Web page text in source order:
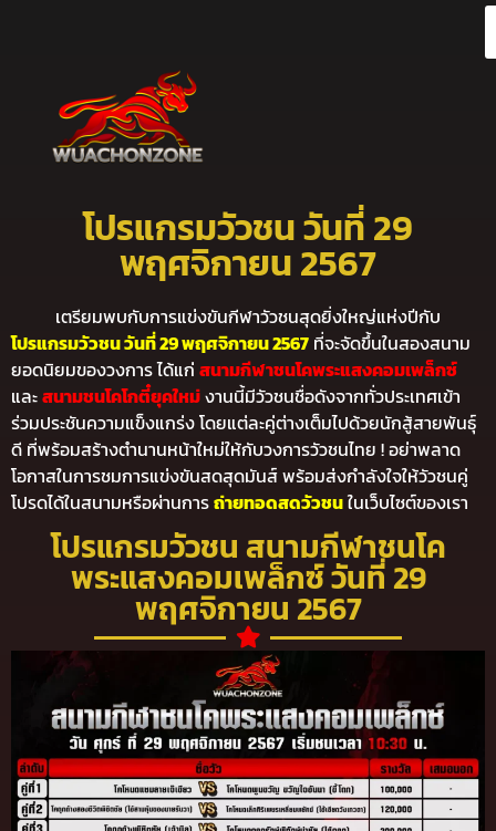
โปรแกรมวัวชน วันที่ 29
พฤศจิกายน 2567
เตรียมพบกับการแข่งขันกีฬาวัวชนสุดยิ่งใหญ่แห่งปีกับ
โปรแกรมวัวชน วันที่ 29 พฤศจิกายน 2567 ที่จะจัดขึ้นในสองสนาม
ยอดนิยมของวงการ ได้แก่ สนามกีฬาชนโคพระแสงคอมเพล็กซ์
และสนามชนโคโกตี๋ยุคใหม่งานนี้มีวัวชนชื่อดังจากทั่วประเทศเข้า
ร่วมประชันความแข็งแกร่ง โดยแต่ละคู่ต่างเต็มไปด้วยนักสู้สายพันธุ์
ดี ที่พร้อมสร้างตำนานหน้าใหม่ให้กับวงการวัวชนไทย ! อย่าพลาด
โอกาสในการชมการแข่งขันสดสุดมันส์ พร้อมส่งกำลังใจให้วัวชนคู่
โปรดได้ในสนามหรือผ่านการถ่ายทอดสดวัวชนในเว็บไซต์ของเรา
โปรแกรมวัวชน สนามกีฬาชนโค
พระแสงคอมเพล็กซ์ วันที่ 29
พฤศจิกายน 2567